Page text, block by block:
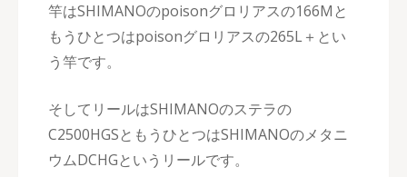
竿はSHIMANOのpoisonグロリアスの166Mと
もうひとつはpoisonグロリアスの265L＋とい
う竿です。
そしてリールはSHIMANOのステラの
C2500HGSともうひとつはSHIMANOのメタニ
ウムDCHGというリールです。